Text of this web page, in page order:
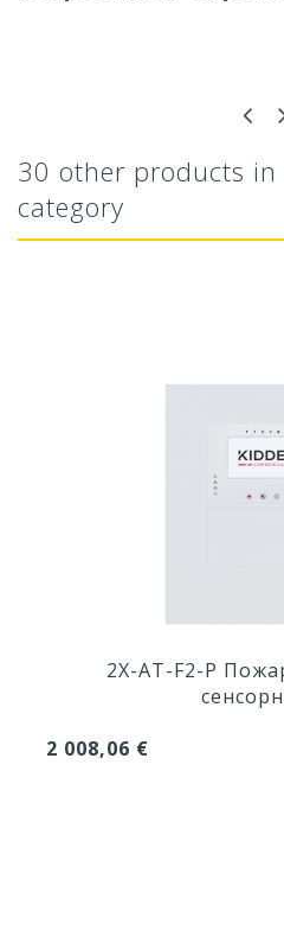
30 other products in
category
2X-AT-F2-P
2 008,06 €